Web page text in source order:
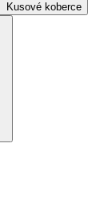
Kusové koberce